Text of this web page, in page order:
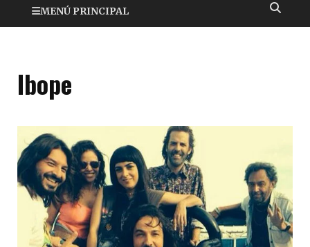
MENÚ PRINCIPAL
Ibope